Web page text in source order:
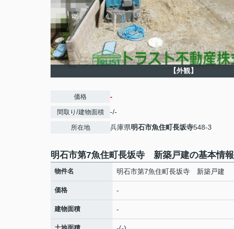
【外観】
価格 -
間取り/建物面積 -/-
所在地 兵庫県明石市魚住町長坂寺548-3
明石市第7魚住町長坂寺 新築戸建の基本情報
物件名 明石市第7魚住町長坂寺 新築戸建
価格 -
建物面積 -